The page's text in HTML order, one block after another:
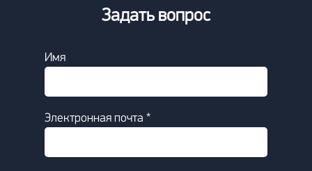
Задать вопрос
Имя
Электронная почта *